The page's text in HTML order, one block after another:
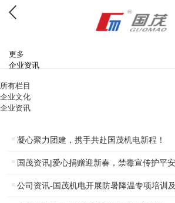
更多
企业资讯
所有栏目
企业文化
企业资讯
凝心聚力团建，携手共赴国茂机电新程！
国茂资讯|爱心捐赠迎新春，禁毒宣传护平安
公司资讯-国茂机电开展防暑降温专项培训